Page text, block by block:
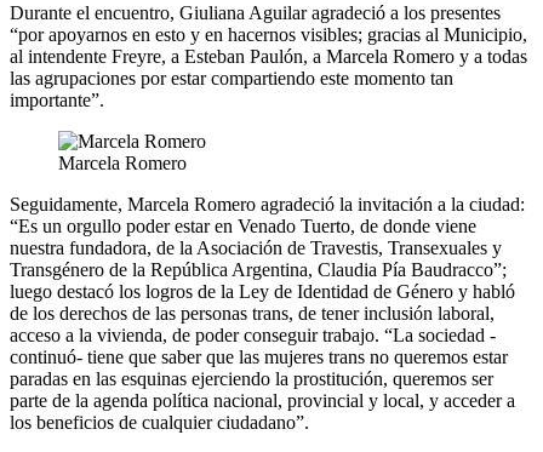
Durante el encuentro, Giuliana Aguilar agradeció a los presentes
“por apoyarnos en esto y en hacernos visibles; gracias al Municipio,
al intendente Freyre, a Esteban Paulón, a Marcela Romero y a todas
las agrupaciones por estar compartiendo este momento tan
importante”.
Marcela Romero
Seguidamente, Marcela Romero agradeció la invitación a la ciudad:
“Es un orgullo poder estar en Venado Tuerto, de donde viene
nuestra fundadora, de la Asociación de Travestis, Transexuales y
Transgénero de la República Argentina, Claudia Pía Baudracco”;
luego destacó los logros de la Ley de Identidad de Género y habló
de los derechos de las personas trans, de tener inclusión laboral,
acceso a la vivienda, de poder conseguir trabajo. “La sociedad -
continuó- tiene que saber que las mujeres trans no queremos estar
paradas en las esquinas ejerciendo la prostitución, queremos ser
parte de la agenda política nacional, provincial y local, y acceder a
los beneficios de cualquier ciudadano”.